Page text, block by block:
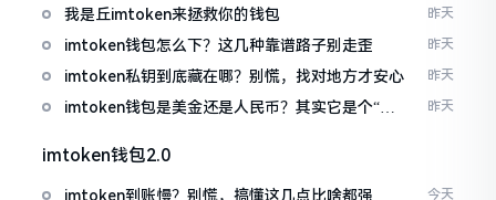
招能救急
我是丘imtoken来拯救你的钱包 昨天
imtoken钱包怎么下？这几种靠谱路子别走歪 昨天
imtoken私钥到底藏在哪？别慌，找对地方才安心 昨天
imtoken钱包是美金还是人民币？其实它是个“多
昨天
imtoken钱包2.0
imtoken到账慢？别慌，搞懂这几点比啥都强 今天